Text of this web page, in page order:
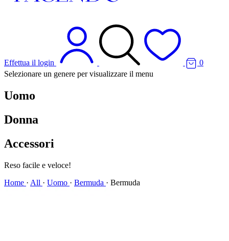
Effettua il login
0
Selezionare un genere per visualizzare il menu
Uomo
Donna
Accessori
Spedizione veloce!
Home · All · Uomo · Bermuda · Bermuda